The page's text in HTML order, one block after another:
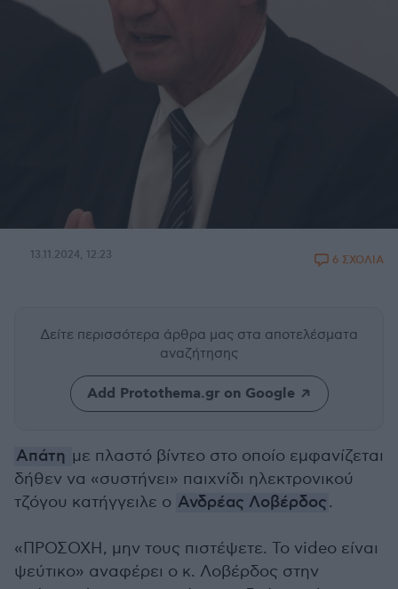
13.11.2024, 12:23 6 ΣΧΟΛΙΑ
Δείτε περισσότερα άρθρα μας στα αποτελέσματα
αναζήτησης
Add Protothema.gr on Google
Απάτη με πλαστό βίντεο στο οποίο εμφανίζεται
δήθεν να «συστήνει» παιχνίδι ηλεκτρονικού
τζόγου κατήγγειλε ο Ανδρέας Λοβέρδος.
«ΠΡΟΣΟΧΗ, μην τους πιστέψετε. Το video είναι
ψεύτικο» αναφέρει ο κ. Λοβέρδος στην